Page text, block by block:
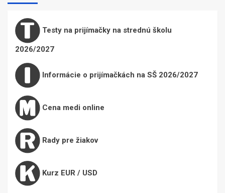
Testy na prijímačky na strednú školu
2026/2027
Informácie o prijímačkách na SŠ 2026/2027
Cena medi online
Rady pre žiakov
Kurz EUR / USD